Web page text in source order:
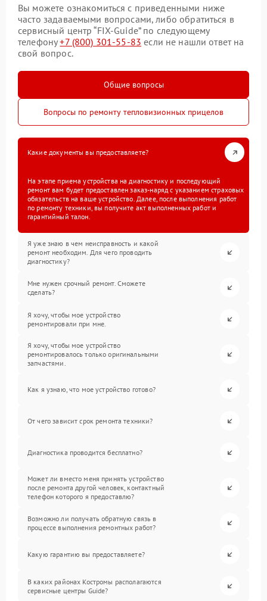
Вы можете ознакомиться с приведенными ниже
часто задаваемыми вопросами, либо обратиться в
сервисный центр “FIX-Guide” по следующему
телефону+7 (800) 301-55-83 если не нашли ответ на
свой вопрос.
Общие вопросы
Вопросы по ремонту тепловизионных прицелов
Какие документы вы предоставляете?
На этапе приема устройства на диагностику и последующий
ремонт вам будет предоставлен заказ-наряд с указанием страховых
обязательств на ваше устройство. Далее, после выполнения работ
по ремонту техники, вы получите акт выполненных работ и
гарантийный талон.
Я уже знаю в чем неисправность и какой
ремонт необходим. Для чего проводить
диагностику?
Мне нужен срочный ремонт. Сможете
сделать?
Я хочу, чтобы мое устройство
ремонтировали при мне.
Я хочу, чтобы мое устройство
ремонтировалось только оригинальными
запчастями.
Как я узнаю, что мое устройство готово?
От чего зависит срок ремонта техники?
Диагностика проводится бесплатно?
Может ли вместо меня принять устройство
после ремонта другой человек, контактный
телефон которого я предоставлю?
Возможно ли получать обратную связь в
процессе выполнения ремонтных работ?
Какую гарантию вы предоставляете?
В каких районах Костромы располагаются
сервисные центры Guide?